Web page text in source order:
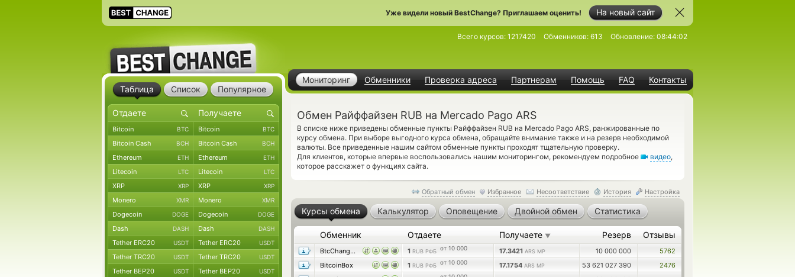
На новый сайт
Уже видели новый BestChange? Приглашаем оценить!
Мониторинг Обменники Проверка адреса Партнерам Помощь FAQ Контакты
Всего курсов: 1217420 Обменников: 613 Обновление: 08:44:02
Обмен Райффайзен RUB на Mercado Pago ARS
В списке ниже приведены обменные пункты Райффайзен RUB на Mercado Pago ARS, ранжированные по
курсу обмена. При выборе выгодного курса обмена, обращайте внимание также и на резерв необходимой
валюты. Все приведенные нашим сайтом обменные пункты проходят тщательную проверку.
Для клиентов, которые впервые воспользовались нашим мониторингом, рекомендуем подробное
видео,
которое расскажет о функциях сайта.
Обратный обмен Избранное Несоответствие История Настройка
Курсы обмена Калькулятор Оповещение Двойной обмен Статистика
Обменник Отдаете Получаете ▼ Резерв Отзывы
BtcChange24 1 RUB РФБ от 10 000 17.3421 ARS MP 10 000 000
5762
BitcoinBox
1 RUB РФБ от 10 000 17.1754 ARS MP 53 621 027 390
2476
Таблица Список Популярное
Bitcoin BTC Bitcoin BTC
Bitcoin Cash BCH Bitcoin Cash BCH
Ethereum ETH Ethereum ETH
Litecoin LTC Litecoin LTC
XRP XRP XRP XRP
Monero XMR Monero XMR
Dogecoin DOGE Dogecoin DOGE
Dash DASH Dash DASH
Tether ERC20 USDT Tether ERC20 USDT
Tether TRC20 USDT Tether TRC20 USDT
Tether BEP20 USDT Tether BEP20 USDT